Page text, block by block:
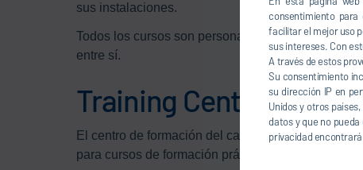
consentimiento
facilitar el mejor uso
sus intereses. Con
A través de estos
Su consentimiento
su dirección IP en
Unidos y otros
datos y que no
privacidad
sus instalaciones.
Todos los cursos son personalizables en cuanto
entre sí.
Training Center de
El centro de formación del campus de Southfield,
para cursos de formación prácticos: